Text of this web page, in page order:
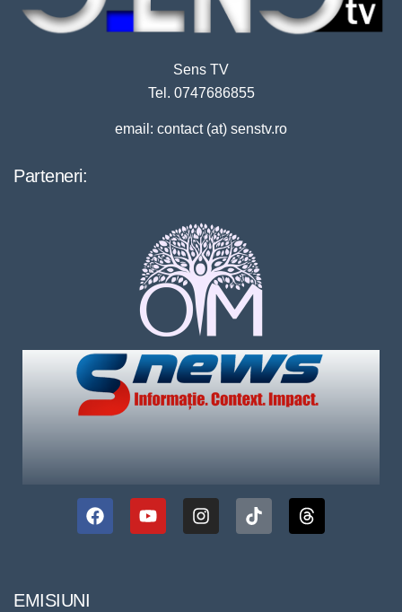
Sens TV
Tel. 0747686855
email: contact (at) senstv.ro
Parteneri:
EMISIUNI